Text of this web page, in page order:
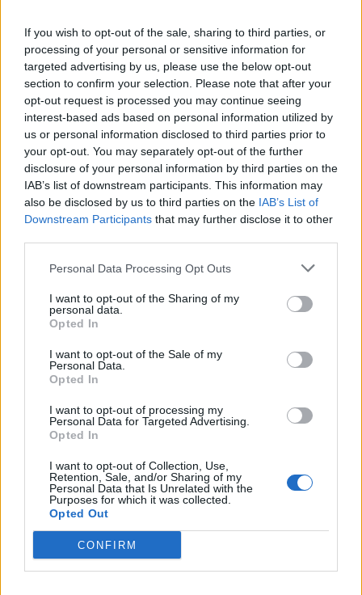
If you wish to opt-out of the sale, sharing to third parties, or
processing of your personal or sensitive information for
targeted advertising by us, please use the below opt-out
section to confirm your selection. Please note that after your
opt-out request is processed you may continue seeing
interest-based ads based on personal information utilized by
us or personal information disclosed to third parties prior to
your opt-out. You may separately opt-out of the further
disclosure of your personal information by third parties on the
IAB’s list of downstream participants. This information may
also be disclosed by us to third parties on the IAB’s List of
Downstream Participants that may further disclose it to other
Personal Data Processing Opt Outs
I want to opt-out of the Sharing of my
personal data.
Opted In
I want to opt-out of the Sale of my
Personal Data.
Opted In
I want to opt-out of processing my
Personal Data for Targeted Advertising.
Opted In
I want to opt-out of Collection, Use,
Retention, Sale, and/or Sharing of my
Personal Data that Is Unrelated with the
Purposes for which it was collected.
Opted Out
CONFIRM
Inoltre, accelera il superamento del digital divide sul territorio
nazionale e mette a disposizione di famiglie e imprese
connessioni ultra-broadband con velocità superiori a 1 Gigabit al
secondo.
CS
CONDIVIDI QUESTO ARTICOLO:
E-mail LinkedIn Facebook
WhatsApp
LE MIGLIORI OFFERTE AMAZON